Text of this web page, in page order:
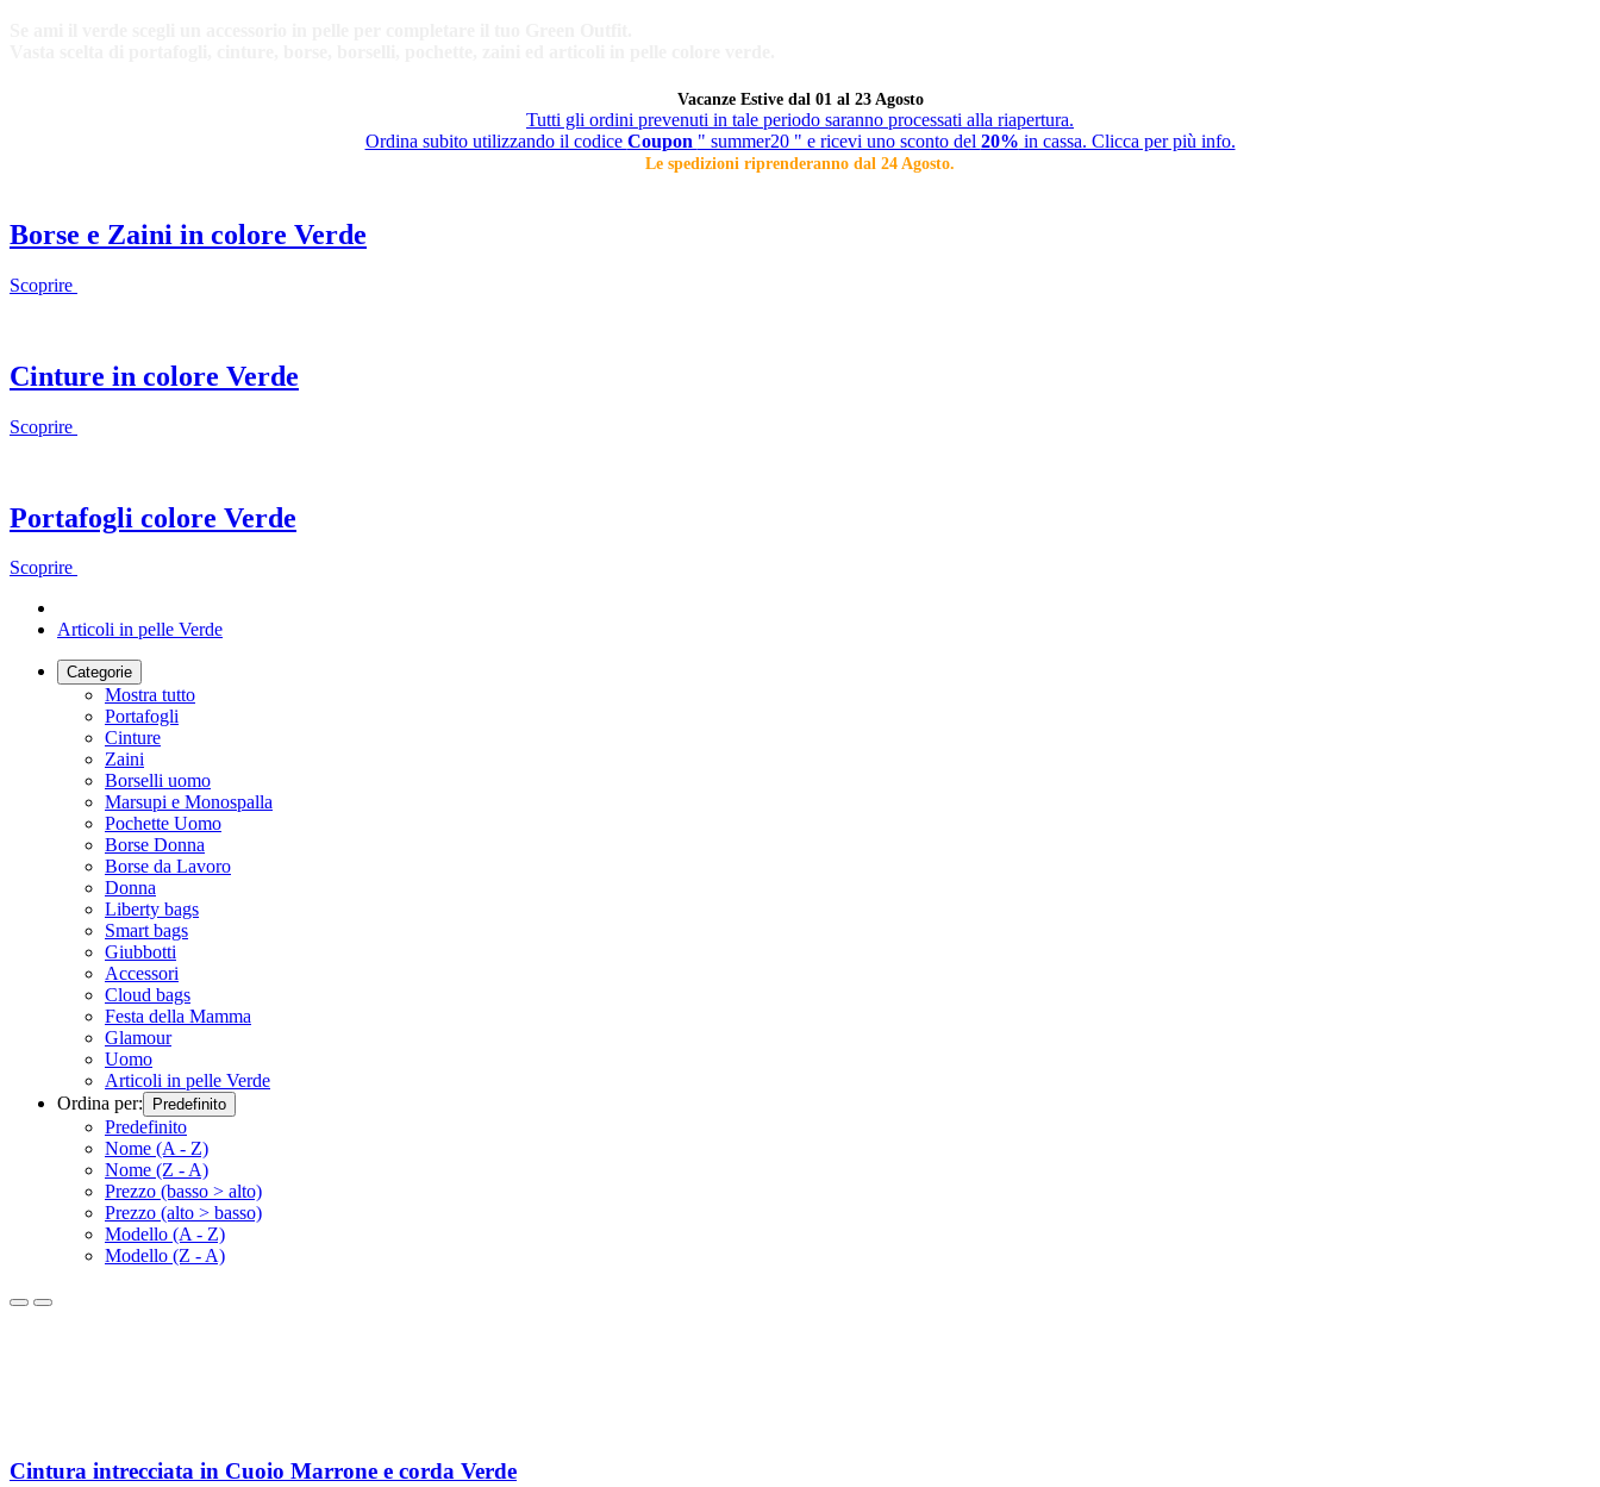
Vacanze Estive dal 01 al 23 Agosto
Tutti gli ordini prevenuti in tale periodo saranno processati alla riapertura.
Ordina subito utilizzando il codice Coupon " summer20 " e ricevi uno sconto del 20% in cassa. Clicca per più info.
Le spedizioni riprenderanno dal 24 Agosto.
Borse e Zaini in colore Verde
Scoprire
Cinture in colore Verde
Scoprire
Portafogli colore Verde
Scoprire
Articoli in pelle Verde
Categorie
Mostra tutto
Portafogli
Cinture
Zaini
Borselli uomo
Marsupi e Monospalla
Pochette Uomo
Borse Donna
Borse da Lavoro
Donna
Liberty bags
Smart bags
Giubbotti
Accessori
Cloud bags
Festa della Mamma
Glamour
Uomo
Articoli in pelle Verde
Ordina per:
Predefinito
Predefinito
Nome (A - Z)
Nome (Z - A)
Prezzo (basso > alto)
Prezzo (alto > basso)
Modello (A - Z)
Modello (Z - A)
Cintura intrecciata in Cuoio Marrone e corda Verde